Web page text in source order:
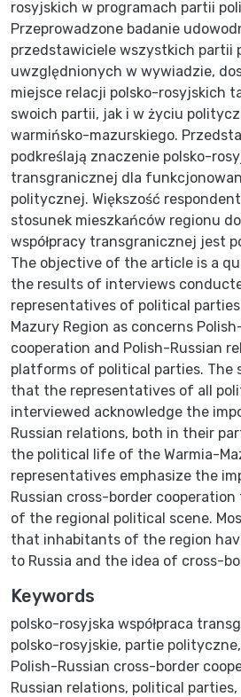
rosyjskich w programach partii
Przeprowadzone badanie
przedstawiciele wszystkich partii
uwzględnionych w wywiadzie,
miejsce relacji polsko-rosyjskich
swoich partii, jak i w życiu
warmińsko-mazurskiego.
podkreślają znaczenie polsko-
transgranicznej dla
politycznej. Większość
stosunek mieszkańców regionu
współpracy transgranicznej jest
The objective of the article is a
the results of interviews
representatives of political
Mazury Region as concerns
cooperation and Polish-Russian
platforms of political parties. The
that the representatives of all
interviewed acknowledge the
Russian relations, both in their
the political life of the Warmia-
representatives emphasize the
Russian cross-border
of the regional political scene.
that inhabitants of the region
to Russia and the idea of cross-
Keywords
polsko-rosyjska współpraca
polsko-rosyjskie, partie polityczne,
Polish-Russian cross-border
Russian relations, political parties,